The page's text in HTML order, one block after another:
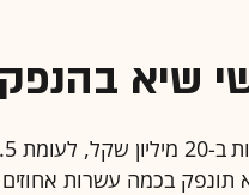
שיא
תונפק בכמה עשרות